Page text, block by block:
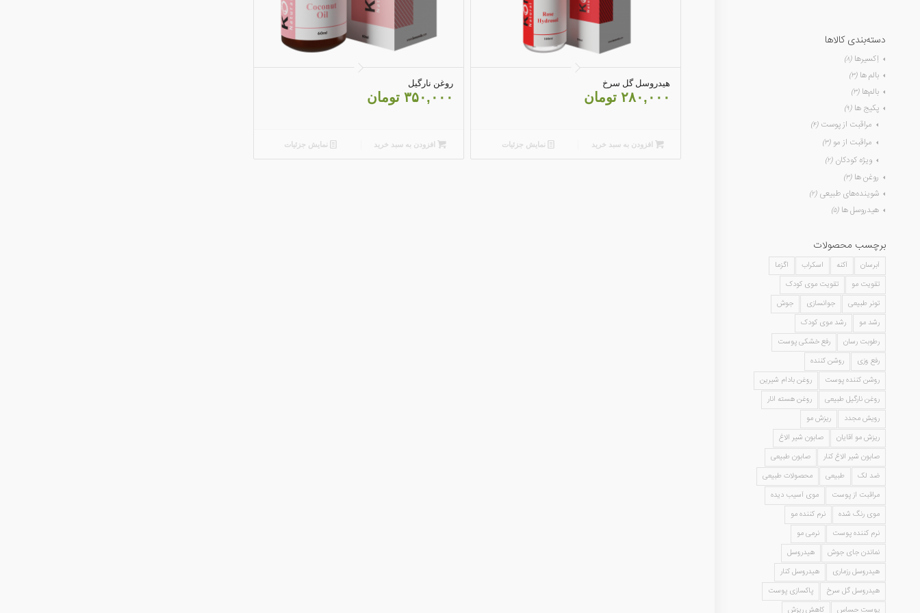
4.20
هیدروسل گل سرخ
۲۸۰,۰۰۰ تومان
افزودن به سبد خرید نمایش جزئیات
3.25
روغن نارگیل
۳۵۰,۰۰۰ تومان
افزودن به سبد خرید نمایش جزئیات
دسته‌بندی کالاها
اِکسیرها (۸)
بالم ها (۳)
بالم‌ها (۳)
پکیج ها (۹)
مراقبت از پوست (۴)
مراقبت از مو (۳)
ویژه کودکان (۲)
روغن ها (۳)
شوینده‌های طبیعی (۲)
هیدروسل ها (۵)
برچسب محصولات
آبرسان آکنه اسکراب
اگزما
تقویت مو
تقویت موی کودک
تونر طبیعی
جوانسازی
جوش
رشد مو
رشد موی کودک
رطوبت رسان
رفع خشکی پوست
رفع وزی
روشن کننده
روشن کننده پوست
روغن بادام شیرین
روغن نارگیل طبیعی
روغن هسته انار
رویش مجدد
ریزش مو
ریزش مو آقایان
صابون شیر الاغ
صابون شیر الاغ کنار
صابون طبیعی
ضد لک
طبیعی
محصولات طبیعی
مراقبت از پوست
موی آسیب دیده
موی رنگ شده
نرم کننده مو
نرم کننده پوست
نرمی مو
نماندن جای جوش
هیدروسل
هیدروسل رزماری
هیدروسل کنار
هیدروسل گل سرخ
پاکسازی پوست
پوست حساس
کاهش ریزش